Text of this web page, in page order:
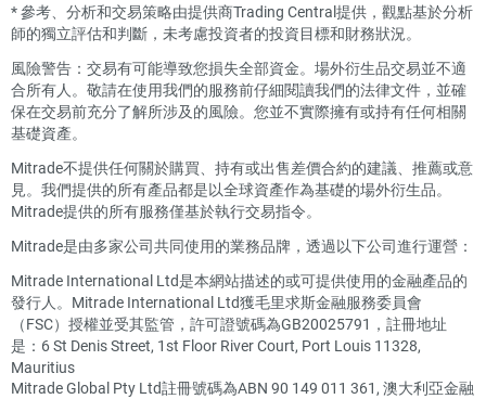
*參考、分析和交易策略由提供商Trading Central提供，觀點基於分析
師的獨立評估和判斷，未考慮投資者的投資目標和財務狀況。
風險警告：交易有可能導致您損失全部資金。場外衍生品交易並不適
合所有人。敬請在使用我們的服務前仔細閱讀我們的法律文件，並確
保在交易前充分了解所涉及的風險。您並不實際擁有或持有任何相關
基礎資產。
Mitrade不提供任何關於購買、持有或出售差價合約的建議、推薦或意
見。我們提供的所有產品都是以全球資產作為基礎的場外衍生品。
Mitrade提供的所有服務僅基於執行交易指令。
Mitrade是由多家公司共同使用的業務品牌，透過以下公司進行運營：
Mitrade International Ltd是本網站描述的或可提供使用的金融產品的
發行人。Mitrade International Ltd獲毛里求斯金融服務委員會
（FSC）授權並受其監管，許可證號碼為GB20025791，註冊地址
是：6 St Denis Street, 1st Floor River Court, Port Louis 11328,
Mauritius
Mitrade Global Pty Ltd註冊號碼為ABN 90 149 011 361, 澳大利亞金融